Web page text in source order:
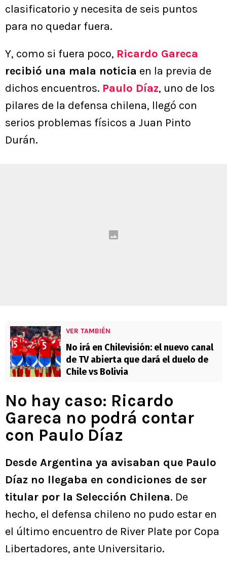
clasificatorio y necesita de seis puntos
para no quedar fuera.
Y, como si fuera poco, Ricardo Gareca
recibió una mala noticia en la previa de
dichos encuentros. Paulo Díaz, uno de los
pilares de la defensa chilena, llegó con
serios problemas físicos a Juan Pinto
Durán.
VER TAMBIÉN
No irá en Chilevisión: el nuevo canal
de TV abierta que dará el duelo de
Chile vs Bolivia
No hay caso: Ricardo
Gareca no podrá contar
con Paulo Díaz
Desde Argentina ya avisaban que Paulo
Díaz no llegaba en condiciones de ser
titular por la Selección Chilena. De
hecho, el defensa chileno no pudo estar en
el último encuentro de River Plate por Copa
Libertadores, ante Universitario.